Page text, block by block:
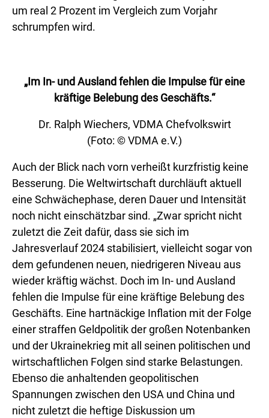
um real 2 Prozent im Vergleich zum Vorjahr
schrumpfen wird.
„Im In- und Ausland fehlen die Impulse für eine
kräftige Belebung des Geschäfts.“
Dr. Ralph Wiechers, VDMA Chefvolkswirt
(Foto: © VDMA e.V.)
Auch der Blick nach vorn verheißt kurzfristig keine
Besserung. Die Weltwirtschaft durchläuft aktuell
eine Schwächephase, deren Dauer und Intensität
noch nicht einschätzbar sind. „Zwar spricht nicht
zuletzt die Zeit dafür, dass sie sich im
Jahresverlauf 2024 stabilisiert, vielleicht sogar von
dem gefundenen neuen, niedrigeren Niveau aus
wieder kräftig wächst. Doch im In- und Ausland
fehlen die Impulse für eine kräftige Belebung des
Geschäfts. Eine hartnäckige Inflation mit der Folge
einer straffen Geldpolitik der großen Notenbanken
und der Ukrainekrieg mit all seinen politischen und
wirtschaftlichen Folgen sind starke Belastungen.
Ebenso die anhaltenden geopolitischen
Spannungen zwischen den USA und China und
nicht zuletzt die heftige Diskussion um